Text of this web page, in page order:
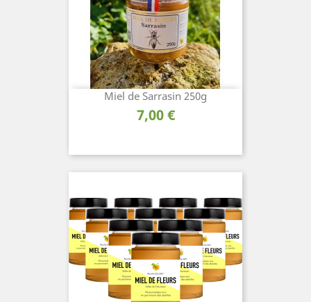
Miel de Sarrasin 250g
Prix
7,00 €